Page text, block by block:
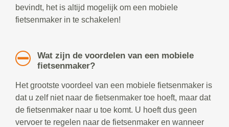
bevindt, het is altijd mogelijk om een mobiele
fietsenmaker in te schakelen!
Wat zijn de voordelen van een mobiele
fietsenmaker?
Het grootste voordeel van een mobiele fietsenmaker is
dat u zelf niet naar de fietsenmaker toe hoeft, maar dat
de fietsenmaker naar u toe komt. U hoeft dus geen
vervoer te regelen naar de fietsenmaker en wanneer